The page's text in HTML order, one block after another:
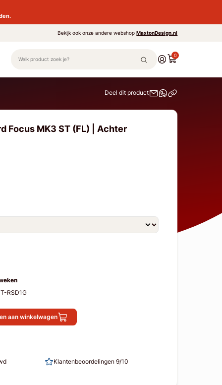
Bekijk ook onze andere webshopMaxtonDesign.nl
0
Deel dit product
Focus MK3 ST (FL) | Achter
RSD1G
aan winkelwagen
Klantenbeoordelingen 9/10